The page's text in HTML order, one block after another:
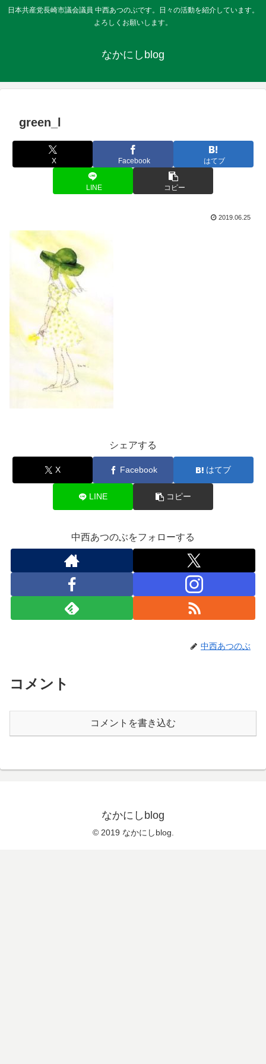
日本共産党長崎市議会議員 中西あつのぶです。日々の活動を紹介しています。
よろしくお願いします。
なかにしblog
green_l
X Facebook はてブ
LINE コピー
2019.06.25
シェアする
X Facebook はてブ
LINE コピー
中西あつのぶをフォローする
中西あつのぶ
コメント
コメントを書き込む
なかにしblog
© 2019 なかにしblog.